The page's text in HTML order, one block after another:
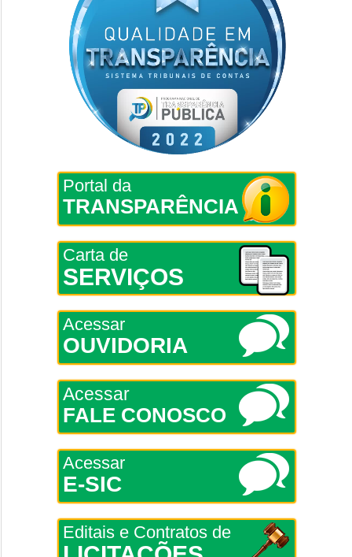
Portal da
TRANSPARÊNCIA
Carta de
SERVIÇOS
Acessar
OUVIDORIA
Acessar
FALE CONOSCO
Acessar
E-SIC
Editais e Contratos de